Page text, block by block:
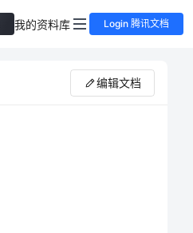
我的资料库 Login 腾讯文档
编辑文档